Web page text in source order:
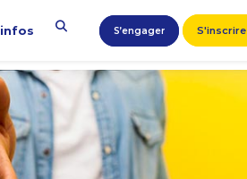
S’engager S'inscrire